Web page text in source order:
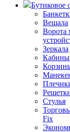
Бутиковое
Вешала
Ворота
Зеркала
Стулья
Fix